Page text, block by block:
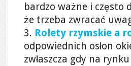
bardzo ważne i często
że trzeba zwracać
Rolety rzymskie a
odpowiednich osłon
zwłaszcza gdy na